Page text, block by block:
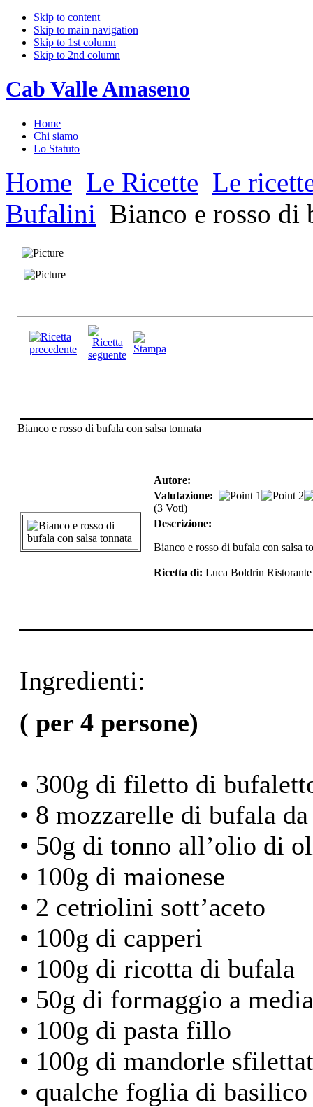
Skip to content
Skip to main navigation
Skip to 1st column
Skip to 2nd column
Cab Valle Amaseno
Home
Chi siamo
Lo Statuto
Home Le Ricette Le
Bufalini Bianco e rosso di
Bianco e rosso di bufala con salsa tonnata
Autore:
Valutazione:
(3 Voti)
Descrizione:
Bianco e rosso di bufala con salsa
Ricetta di: Luca Boldrin
Ingredienti:
( per 4 persone)
• 300g di filetto di
• 8 mozzarelle di bufala
• 50g di tonno all’olio di
• 100g di maionese
• 2 cetriolini sott’aceto
• 100g di capperi
• 100g di ricotta di bufala
• 50g di formaggio a
• 100g di pasta fillo
• 100g di mandorle
• qualche foglia di basilico